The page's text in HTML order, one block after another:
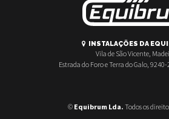
INSTALAÇÕES DA
Vila de São Vicente,
Estrada do Foro e Terra do Galo,
© Equibrum Lda. Todos os